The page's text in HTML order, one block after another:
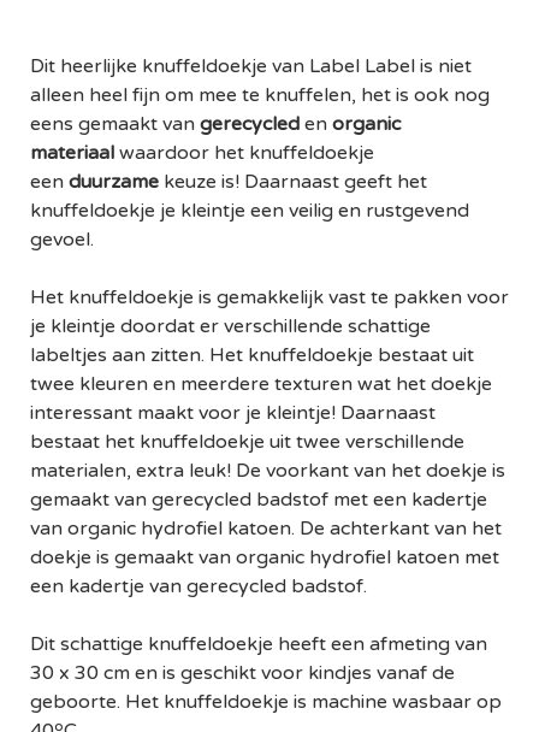
Dit heerlijke knuffeldoekje van Label Label is niet
alleen heel fijn om mee te knuffelen, het is ook nog
eens gemaakt van gerecycled en organic
materiaal waardoor het knuffeldoekje
een duurzame keuze is! Daarnaast geeft het
knuffeldoekje je kleintje een veilig en rustgevend
gevoel.
Het knuffeldoekje is gemakkelijk vast te pakken voor
je kleintje doordat er verschillende schattige
labeltjes aan zitten. Het knuffeldoekje bestaat uit
twee kleuren en meerdere texturen wat het doekje
interessant maakt voor je kleintje! Daarnaast
bestaat het knuffeldoekje uit twee verschillende
materialen, extra leuk! De voorkant van het doekje is
gemaakt van gerecycled badstof met een kadertje
van organic hydrofiel katoen. De achterkant van het
doekje is gemaakt van organic hydrofiel katoen met
een kadertje van gerecycled badstof.
Dit schattige knuffeldoekje heeft een afmeting van
30 x 30 cm en is geschikt voor kindjes vanaf de
geboorte. Het knuffeldoekje is machine wasbaar op